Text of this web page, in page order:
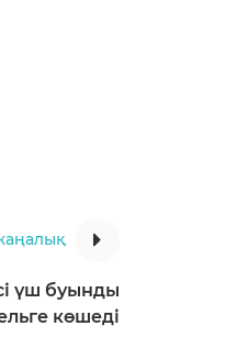
үш буынды
көшеді